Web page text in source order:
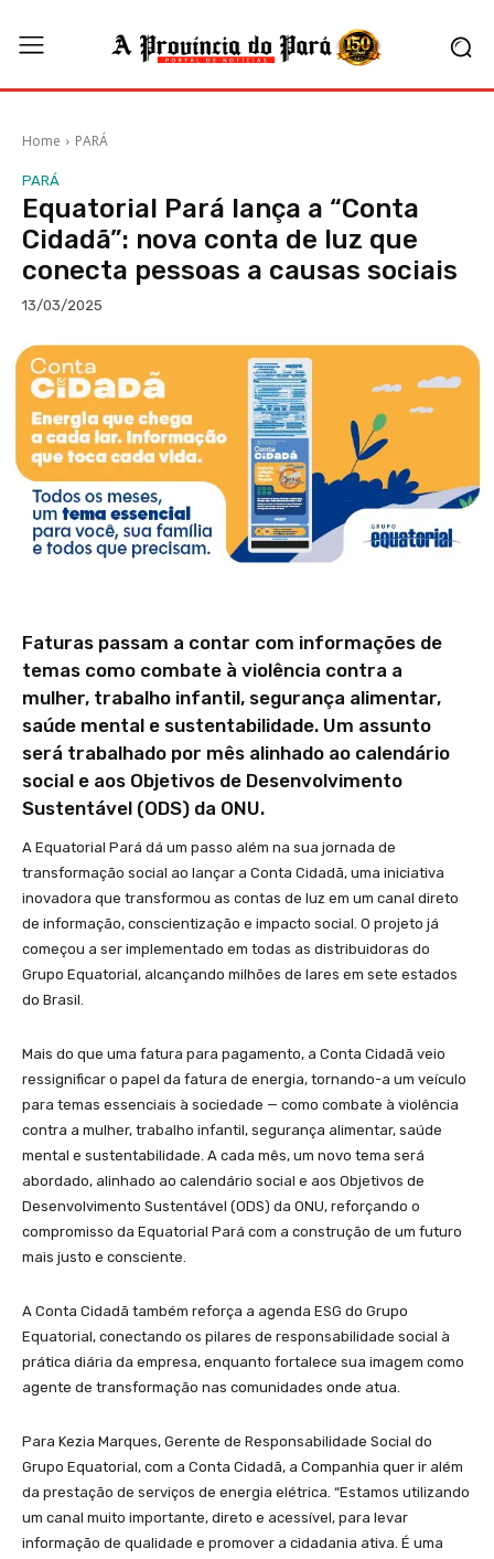
Home PARÁ
PARÁ
Equatorial Pará lança a “Conta
Cidadã”: nova conta de luz que
conecta pessoas a causas sociais
13/03/2025
Faturas passam a contar com informações de
temas como combate à violência contra a
mulher, trabalho infantil, segurança alimentar,
saúde mental e sustentabilidade. Um assunto
será trabalhado por mês alinhado ao calendário
social e aos Objetivos de Desenvolvimento
Sustentável (ODS) da ONU.
A Equatorial Pará dá um passo além na sua jornada de
transformação social ao lançar a Conta Cidadã, uma iniciativa
inovadora que transformou as contas de luz em um canal direto
de informação, conscientização e impacto social. O projeto já
começou a ser implementado em todas as distribuidoras do
Grupo Equatorial, alcançando milhões de lares em sete estados
do Brasil.
Mais do que uma fatura para pagamento, a Conta Cidadã veio
ressignificar o papel da fatura de energia, tornando-a um veículo
para temas essenciais à sociedade — como combate à violência
contra a mulher, trabalho infantil, segurança alimentar, saúde
mental e sustentabilidade. A cada mês, um novo tema será
abordado, alinhado ao calendário social e aos Objetivos de
Desenvolvimento Sustentável (ODS) da ONU, reforçando o
compromisso da Equatorial Pará com a construção de um futuro
mais justo e consciente.
A Conta Cidadã também reforça a agenda ESG do Grupo
Equatorial, conectando os pilares de responsabilidade social à
prática diária da empresa, enquanto fortalece sua imagem como
agente de transformação nas comunidades onde atua.
Para Kezia Marques, Gerente de Responsabilidade Social do
Grupo Equatorial, com a Conta Cidadã, a Companhia quer ir além
da prestação de serviços de energia elétrica. “Estamos utilizando
um canal muito importante, direto e acessível, para levar
informação de qualidade e promover a cidadania ativa. É uma